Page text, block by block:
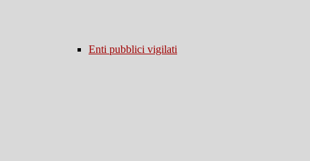
Enti pubblici vigilati